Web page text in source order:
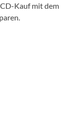
Kauf mit dem